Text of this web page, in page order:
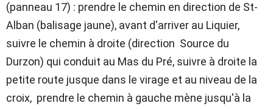
(panneau 17) : prendre le chemin en direction de St-
Alban (balisage jaune), avant d'arriver au Liquier,
suivre le chemin à droite (direction Source du
Durzon) qui conduit au Mas du Pré, suivre à droite la
petite route jusque dans le virage et au niveau de la
croix, prendre le chemin à gauche mène jusqu'à la